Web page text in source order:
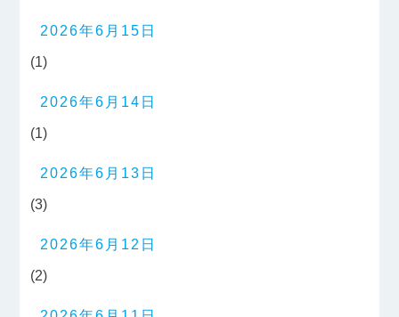
2026年6月15日
(1)
2026年6月14日
(1)
2026年6月13日
(3)
2026年6月12日
(2)